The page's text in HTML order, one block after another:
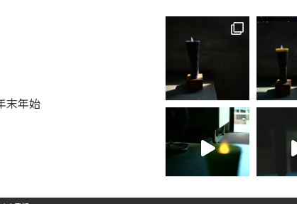
末年始